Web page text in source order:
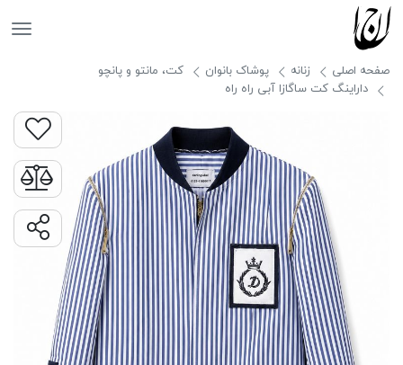
صفحه اصلی زنانه پوشاک بانوان
کت، مانتو و پانچو
داراينگ کت ساگازا آبی راه راه